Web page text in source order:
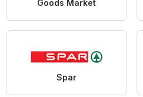
Goods Market
Spar